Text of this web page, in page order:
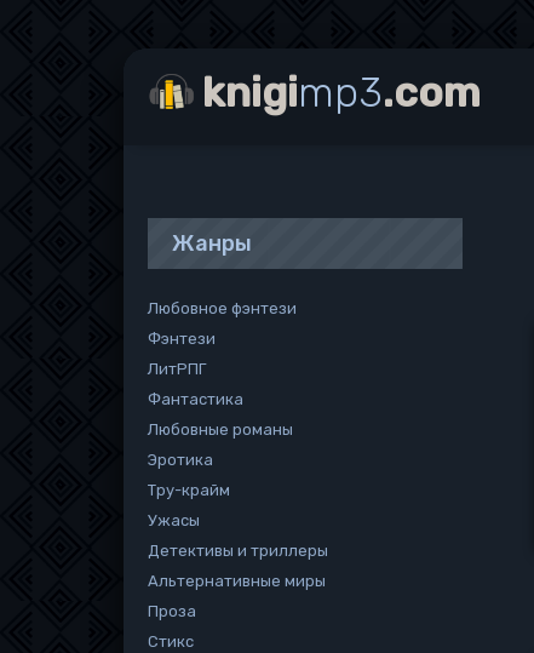
Жанры
Любовное фэнтези
Фэнтези
ЛитРПГ
Фантастика
Любовные романы
Эротика
Тру-крайм
Ужасы
Детективы и триллеры
Альтернативные миры
Проза
Стикс
knigimp3.com